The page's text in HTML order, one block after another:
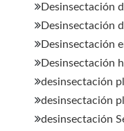
Desinsectación
Desinsectación
Desinsectación
Desinsectación
desinsectación
desinsectación
desinsectación